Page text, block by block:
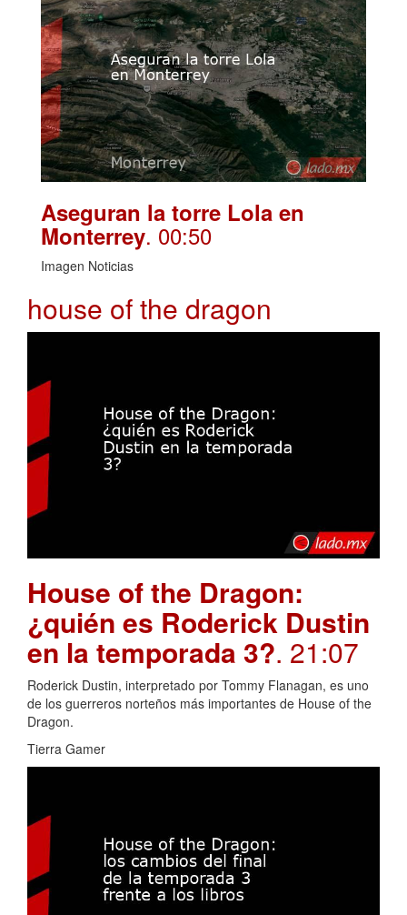
Aseguran la torre Lola en
Monterrey. 00:50
Imagen Noticias
house of the dragon
House of the Dragon:
¿quién es Roderick Dustin
en la temporada 3?. 21:07
Roderick Dustin, interpretado por Tommy Flanagan, es uno
de los guerreros norteños más importantes de House of the
Dragon.
Tierra Gamer